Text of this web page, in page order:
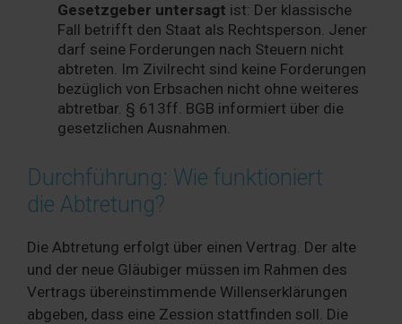
Gesetzgeber untersagt ist: Der klassische
Fall betrifft den Staat als Rechtsperson. Jener
darf seine Forderungen nach Steuern nicht
abtreten. Im Zivilrecht sind keine Forderungen
bezüglich von Erbsachen nicht ohne weiteres
abtretbar. § 613ff. BGB informiert über die
gesetzlichen Ausnahmen.
Durchführung: Wie funktioniert
die Abtretung?
Die Abtretung erfolgt über einen Vertrag. Der alte
und der neue Gläubiger müssen im Rahmen des
Vertrags übereinstimmende Willenserklärungen
abgeben, dass eine Zession stattfinden soll. Die